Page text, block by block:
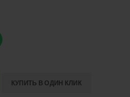
КУПИТЬ В ОДИН КЛИК